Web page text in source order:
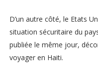
D’un autre côté, le Etats
situation sécuritaire du
publiée le même jour,
voyager en Haiti.